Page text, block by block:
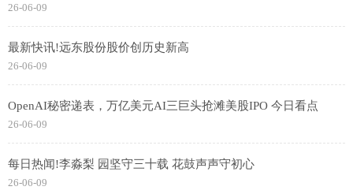
26-06-09
最新快讯!远东股份股价创历史新高
26-06-09
OpenAI秘密递表，万亿美元AI三巨头抢滩美股IPO 今日看点
26-06-09
每日热闻!李淼梨 园坚守三十载 花鼓声声守初心
26-06-09